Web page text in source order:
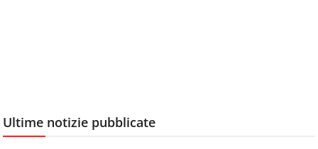
Ultime notizie pubblicate